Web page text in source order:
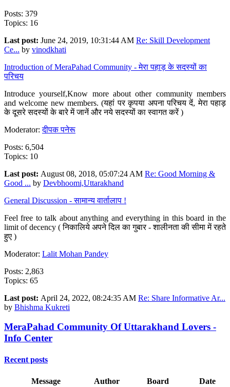
Posts: 379
Topics: 16
Last post: June 24, 2019, 10:31:44 AM Re: Skill Development
Ce... by vinodkhati
Introduction of MeraPahad Community - मेरा पहाड़ के सदस्यों का
परिचय
Introduce yourself,Know more about other community members
and welcome new members. (यहां पर कृपया अपना परिचय दें, मेरा पहाड़
के दूसरे सदस्यों के बारे में जानें और नये सदस्यों का स्वागत करें )
Moderator:दीपक पनेरू
Posts: 6,504
Topics: 10
Last post: August 08, 2018, 05:07:24 AM Re: Good Morning &
Good ... by Devbhoomi,Uttarakhand
General Discussion - सामान्य वार्तालाप !
Feel free to talk about anything and everything in this board in the
limit of decency ( निकालिये अपने दिल का गुबार - शालीनता की सीमा में रहते
हुए )
Moderator: Lalit Mohan Pandey
Posts: 2,863
Topics: 65
Last post: April 24, 2022, 08:24:35 AM Re: Share Informative Ar...
by Bhishma Kukreti
MeraPahad Community Of Uttarakhand Lovers -
Info Center
Recent posts
Message Author Board Date